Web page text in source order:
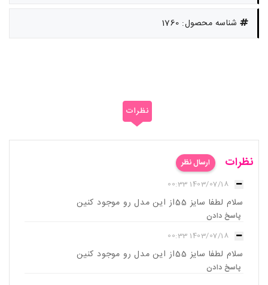
شناسه محصول: 1760
نظرات
نظرات
ارسال نظر
1403/07/18 00:33
سلام لطفا سایز 55از این مدل رو موجود کنین
پاسخ دادن
1403/07/18 00:33
سلام لطفا سایز 55از این مدل رو موجود کنین
پاسخ دادن